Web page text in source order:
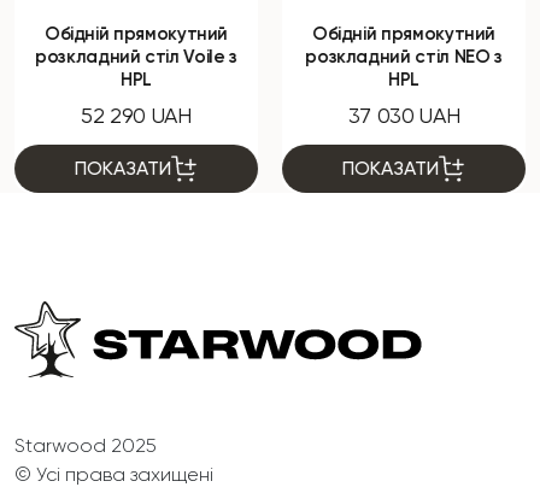
Обідній прямокутний
розкладний стіл Voile з
HPL
52 290 UAH
ПОКАЗАТИ
Обідній прямокутний
розкладний стіл NEO з
HPL
37 030 UAH
ПОКАЗАТИ
Starwood 2025
© Усі права захищені